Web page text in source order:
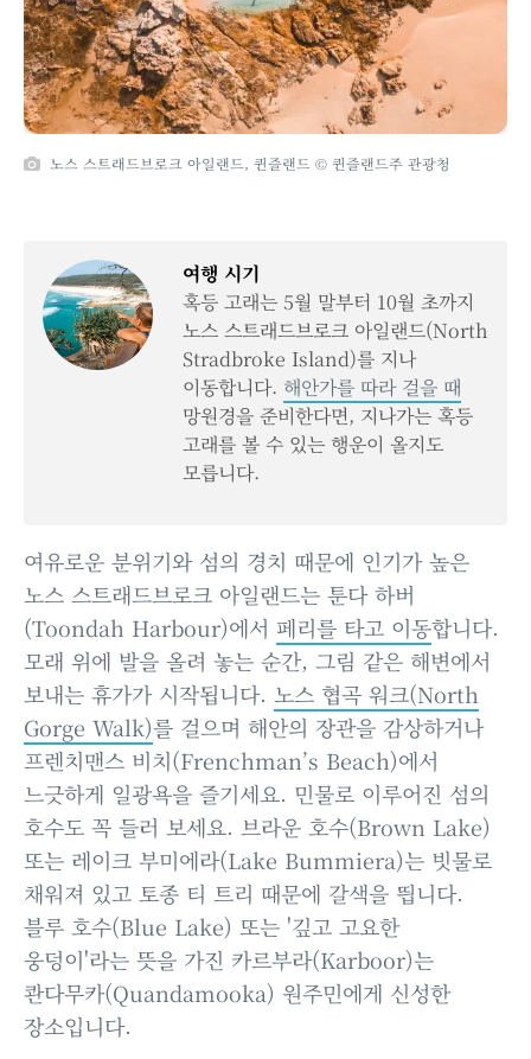
노스 스트래드브로크 아일랜드, 퀸즐랜드 © 퀸즐랜드주 관광청
여행 시기
혹등 고래는 5월 말부터 10월 초까지
노스 스트래드브로크 아일랜드(North
Stradbroke Island)를 지나
이동합니다. 해안가를 따라 걸을 때
망원경을 준비한다면, 지나가는 혹등
고래를 볼 수 있는 행운이 올지도
모릅니다.
여유로운 분위기와 섬의 경치 때문에 인기가 높은
노스 스트래드브로크 아일랜드는 툰다 하버
(Toondah Harbour)에서 페리를 타고 이동합니다.
모래 위에 발을 올려 놓는 순간, 그림 같은 해변에서
보내는 휴가가 시작됩니다. 노스 협곡 워크(North
Gorge Walk)를 걸으며 해안의 장관을 감상하거나
프렌치맨스 비치(Frenchman’s Beach)에서
느긋하게 일광욕을 즐기세요. 민물로 이루어진 섬의
호수도 꼭 들러 보세요. 브라운 호수(Brown Lake)
또는 레이크 부미에라(Lake Bummiera)는 빗물로
채워져 있고 토종 티 트리 때문에 갈색을 띕니다.
블루 호수(Blue Lake) 또는 '깊고 고요한
웅덩이'라는 뜻을 가진 카르부라(Karboor)는
콴다무카(Quandamooka) 원주민에게 신성한
장소입니다.